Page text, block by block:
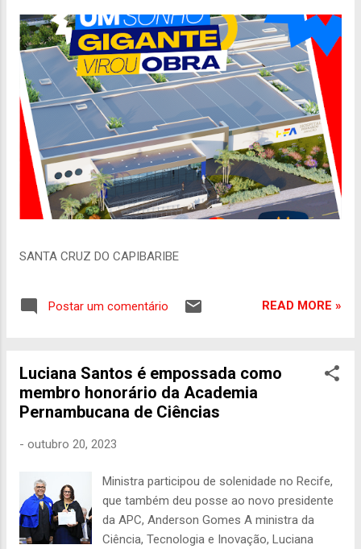
SANTA CRUZ DO CAPIBARIBE
Postar um comentário READ MORE »
Luciana Santos é empossada como
membro honorário da Academia
Pernambucana de Ciências
- outubro 20, 2023
Ministra participou de solenidade no Recife,
que também deu posse ao novo presidente
da APC, Anderson Gomes A ministra da
Ciência, Tecnologia e Inovação, Luciana